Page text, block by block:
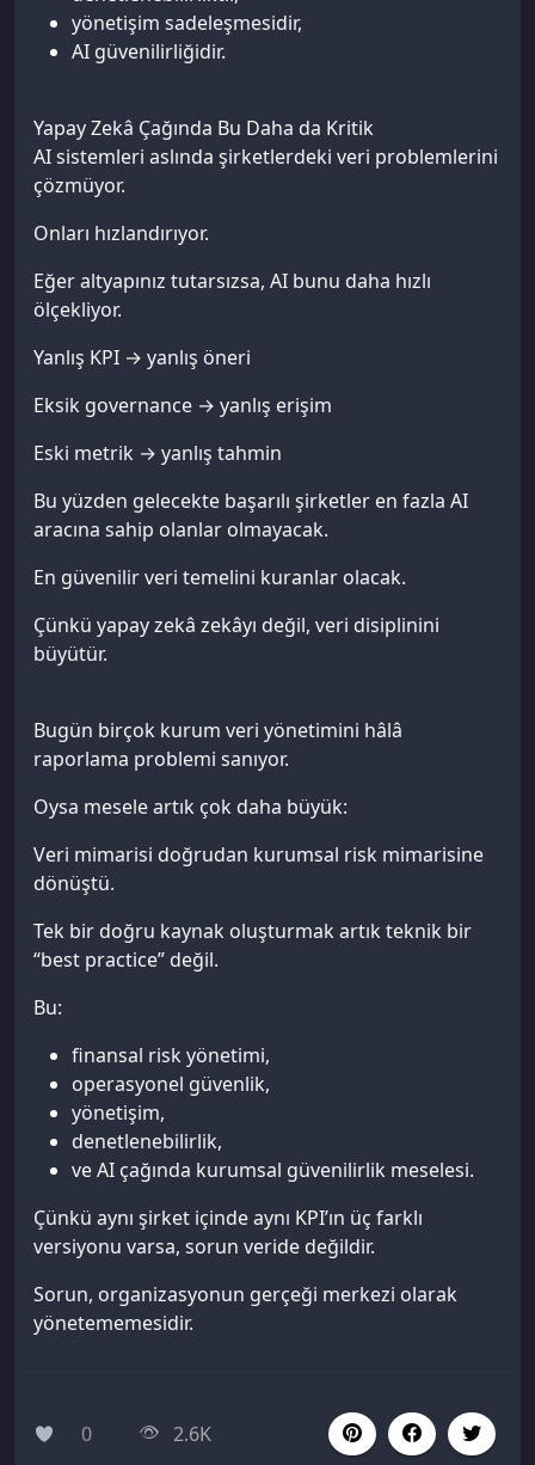
yönetişim sadeleşmesidir,
AI güvenilirliğidir.
Yapay Zekâ Çağında Bu Daha da Kritik
AI sistemleri aslında şirketlerdeki veri problemlerini
çözmüyor.
Onları hızlandırıyor.
Eğer altyapınız tutarsızsa, AI bunu daha hızlı
ölçekliyor.
Yanlış KPI → yanlış öneri
Eksik governance → yanlış erişim
Eski metrik → yanlış tahmin
Bu yüzden gelecekte başarılı şirketler en fazla AI
aracına sahip olanlar olmayacak.
En güvenilir veri temelini kuranlar olacak.
Çünkü yapay zekâ zekâyı değil, veri disiplinini
büyütür.
Bugün birçok kurum veri yönetimini hâlâ
raporlama problemi sanıyor.
Oysa mesele artık çok daha büyük:
Veri mimarisi doğrudan kurumsal risk mimarisine
dönüştü.
Tek bir doğru kaynak oluşturmak artık teknik bir
“best practice” değil.
Bu:
finansal risk yönetimi,
operasyonel güvenlik,
yönetişim,
denetlenebilirlik,
ve AI çağında kurumsal güvenilirlik meselesi.
Çünkü aynı şirket içinde aynı KPI’ın üç farklı
versiyonu varsa, sorun veride değildir.
Sorun, organizasyonun gerçeği merkezi olarak
yönetememesidir.
0 2.6K